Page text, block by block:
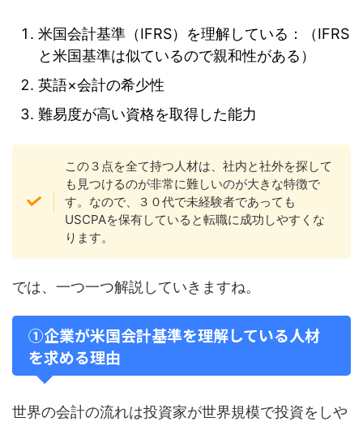
米国会計基準（IFRS）を理解している：（IFRS
と米国基準は似ているので親和性がある）
英語×会計の希少性
難易度が高い資格を取得した能力
この３点を全て持つ人材は、社内と社外を探して
も見つけるのが非常に難しいのが大きな特徴で
す。なので、３０代で未経験者であっても
USCPAを保有していると転職に成功しやすくな
ります。
では、一つ一つ解説していきますね。
①企業が米国会計基準を理解している人材
を求める理由
世界の会計の流れは投資家が世界規模で投資をしや